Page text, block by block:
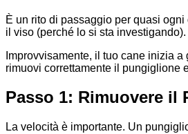
È un rito di passaggio per quasi
il viso (perché lo si sta investigando).
Improvvisamente, il tuo cane inizia
rimuovi correttamente il pungiglione
Passo 1: Rimuovere il
La velocità è importante. Un